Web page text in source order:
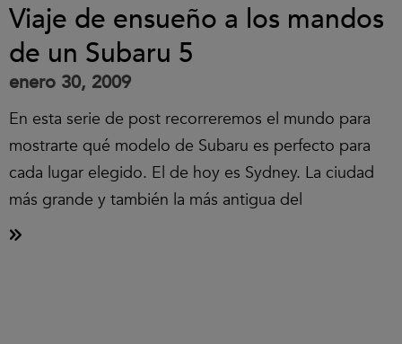
Viaje de ensueño a los mandos
de un Subaru 5
enero 30, 2009
En esta serie de post recorreremos el mundo para
mostrarte qué modelo de Subaru es perfecto para
cada lugar elegido. El de hoy es Sydney. La ciudad
más grande y también la más antigua del